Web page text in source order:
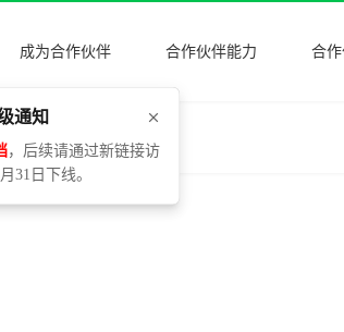
成为合作伙伴 合作伙伴能力 合
通知
，后续请通过新链接访
31日下线。